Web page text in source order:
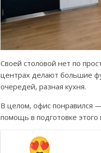
Своей столовой нет по
центрах делают большие
очередей, разная кухня.
В целом, офис понравился
помощь в подготовке